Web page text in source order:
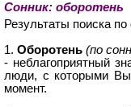
Сонник: оборотень
Результаты поиска по
1.Оборотень(по
- неблагоприятный
люди, с которыми
момент.